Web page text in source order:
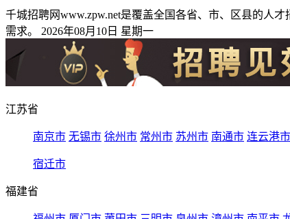
千城招聘网www.zpw.net是覆盖全国各省、市、区县的人
需求。 2026年08月10日 星期一
江苏省
南京市 无锡市 徐州市 常州市 苏州市 南通市 连云港市
宿迁市
福建省